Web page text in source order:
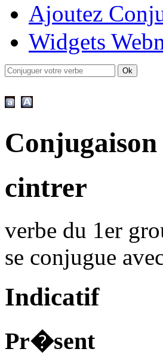
Ajoutez
Widgets
cintrer
verbe du 1er
se conjugue
Indicatif
Pr�sent